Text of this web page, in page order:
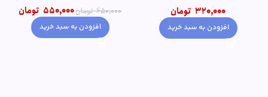
320,000 تومان
افزودن به سبد خرید
650,000 تومان550,000 تومان
افزودن به سبد خرید